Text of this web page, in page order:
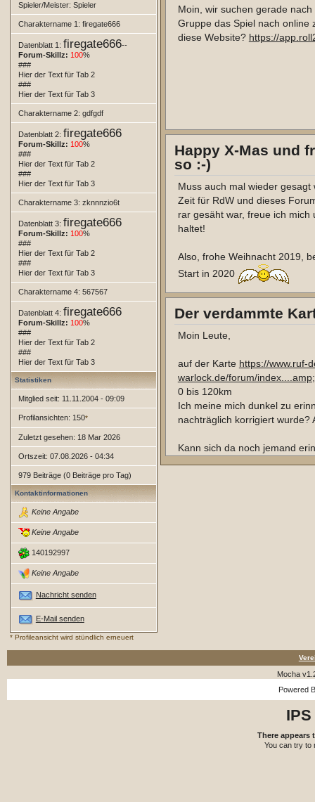
Spieler/Meister: Spieler
Charaktername 1: firegate666
Datenblatt 1: firegate666--
Forum-Skillz: 100%
###
Hier der Text für Tab 2
###
Hier der Text für Tab 3
Charaktername 2: gdfgdf
Datenblatt 2: firegate666
Forum-Skillz: 100%
###
Hier der Text für Tab 2
###
Hier der Text für Tab 3
Charaktername 3: zknnnzio6t
Datenblatt 3: firegate666
Forum-Skillz: 100%
###
Hier der Text für Tab 2
###
Hier der Text für Tab 3
Charaktername 4: 567567
Datenblatt 4: firegate666
Forum-Skillz: 100%
###
Hier der Text für Tab 2
###
Hier der Text für Tab 3
Statistiken
Mitglied seit: 11.11.2004 - 09:09
Profilansichten: 150*
Zuletzt gesehen: 18 Mar 2026
Ortszeit: 07.08.2026 - 04:34
979 Beiträge (0 Beiträge pro Tag)
Kontaktinformationen
Keine Angabe
Keine Angabe
140192997
Keine Angabe
Nachricht senden
E-Mail senden
* Profileansicht wird stündlich erneuert
Ich habe die Option, dieses
umzuziehen, da ich dort
Arbeitsaufwand, den ich auch
VG und frohe Feiertage!
Moin, wir suchen gerade
Gruppe das Spiel nach online
diese Website? https://
Happy X-Mas und
so :-)
Muss auch mal wieder
Zeit für RdW und dieses
rar gesäht war, freue ich
haltet!
Also, frohe Weihnacht 2019,
Start in 2020
Schreibt mal hier, damit wir
Forum ist. Egal ob ihr
Der verdammte
Moin Leute,
auf der Karte https://www.ruf-
warlock.de/forum/
0 bis 120km
Ich meine mich dunkel zu
nachträglich korrigiert wurde?
Kann sich da noch jemand
Mocha
Powered
There appears
You can try to